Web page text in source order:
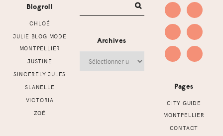
Blogroll
CHLOÉ
JULIE BLOG MODE
MONTPELLIER
JUSTINE
SINCERELY JULES
SLANELLE
VICTORIA
ZOÉ
Archives
Pages
CITY GUIDE
MONTPELLIER
CONTACT